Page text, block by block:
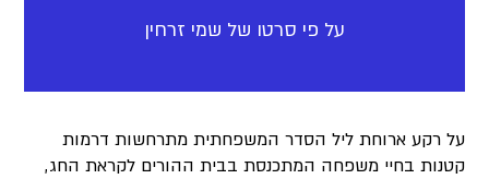
על פי סרטו של שמי זרחין
על רקע ארוחת ליל הסדר המשפחתית מתרחשות דרמות
קטנות בחיי משפחה המתכנסת בבית ההורים לקראת החג,